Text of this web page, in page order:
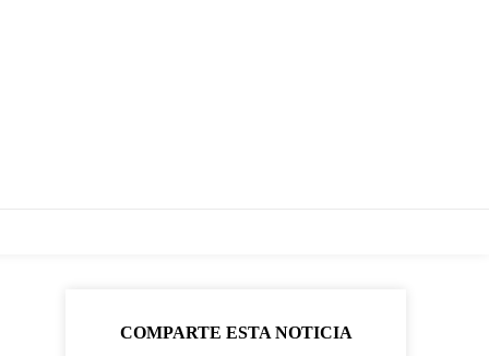
COMPARTE ESTA NOTICIA